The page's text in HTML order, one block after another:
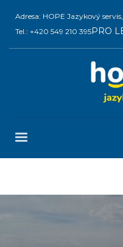
Adresa: HOPE Jazykový
Tel.: +420 549 210 395PRO